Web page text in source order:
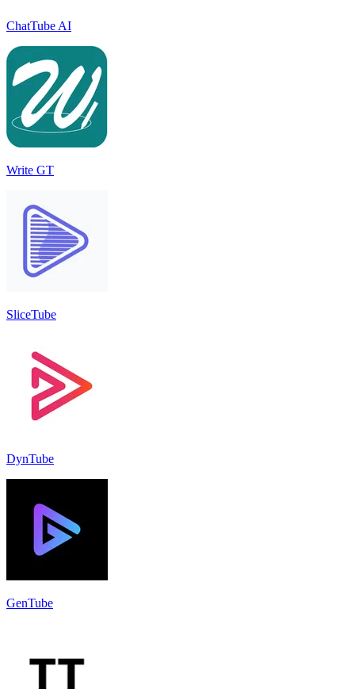
ChatTube AI
Write GT
SliceTube
DynTube
GenTube